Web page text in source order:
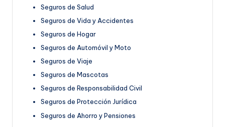
Seguros de Salud
Seguros de Vida y Accidentes
Seguros de Hogar
Seguros de Automóvil y Moto
Seguros de Viaje
Seguros de Mascotas
Seguros de Responsabilidad Civil
Seguros de Protección Jurídica
Seguros de Ahorro y Pensiones